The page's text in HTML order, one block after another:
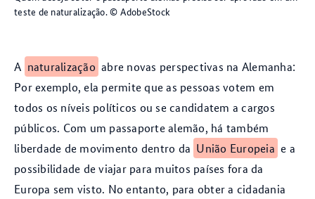
teste de naturalização.© AdobeStock
A naturalização abre novas perspectivas na Alemanha:
Por exemplo, ela permite que as pessoas votem em
todos os níveis políticos ou se candidatem a cargos
públicos. Com um passaporte alemão, há também
liberdade de movimento dentro da União Europeia e a
possibilidade de viajar para muitos países fora da
Europa sem visto. No entanto, para obter a cidadania